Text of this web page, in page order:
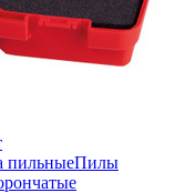
пильныеПилы